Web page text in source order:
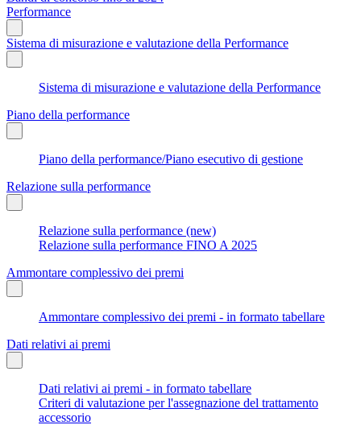
Performance
Sistema di misurazione e valutazione della Performance
Sistema di misurazione e valutazione della Performance
Piano della performance
Piano della performance/Piano esecutivo di gestione
Relazione sulla performance
Relazione sulla performance (new)
Relazione sulla performance FINO A 2025
Ammontare complessivo dei premi
Ammontare complessivo dei premi - in formato tabellare
Dati relativi ai premi
Dati relativi ai premi - in formato tabellare
Criteri di valutazione per l'assegnazione del trattamento
accessorio